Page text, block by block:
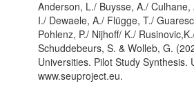
Anderson, L./ Buysse, A./
I./ Dewaele, A./ Flügge, T./
Pohlenz, P./ Nijhoff/ K./
Schuddebeurs, S. & Wolleb, G.
Universities. Pilot Study Synthesis.
www.seuproject.eu.